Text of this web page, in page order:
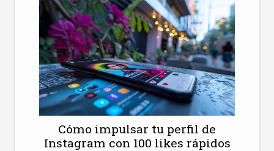
Cómo impulsar tu perfil de
Instagram con 100 likes rápidos